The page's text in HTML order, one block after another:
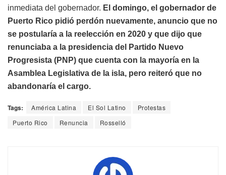
inmediata del gobernador. El domingo, el gobernador de
Puerto Rico pidió perdón nuevamente, anuncio que no
se postularía a la reelección en 2020 y que dijo que
renunciaba a la presidencia del Partido Nuevo
Progresista (PNP) que cuenta con la mayoría en la
Asamblea Legislativa de la isla, pero reiteró que no
abandonaría el cargo.
Tags: América Latina El Sol Latino
Protestas
Puerto Rico
Renuncia Rosselló